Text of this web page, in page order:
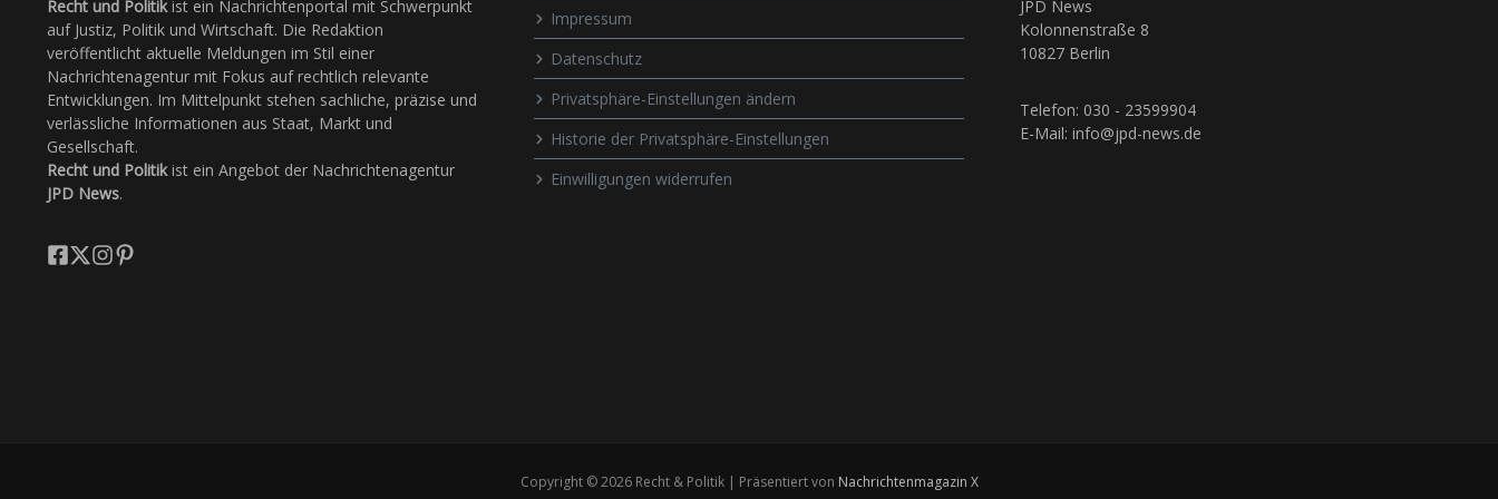
Recht und Politikist ein Nachrichtenportal mit Schwerpunkt
auf Justiz, Politik und Wirtschaft. Die Redaktion
veröffentlicht aktuelle Meldungen im Stil einer
Nachrichtenagentur mit Fokus auf rechtlich relevante
Entwicklungen. Im Mittelpunkt stehen sachliche, präzise und
verlässliche Informationen aus Staat, Markt und
Gesellschaft.
Recht und Politikist ein Angebot der Nachrichtenagentur
JPD News.
Impressum
Datenschutz
Privatsphäre-Einstellungen ändern
Historie der Privatsphäre-Einstellungen
Einwilligungen widerrufen
JPD News
Kolonnenstraße 8
10827 Berlin
Telefon: 030 - 23599904
E-Mail: info@jpd-news.de
Copyright © 2026 Recht & Politik | Präsentiert von Nachrichtenmagazin X